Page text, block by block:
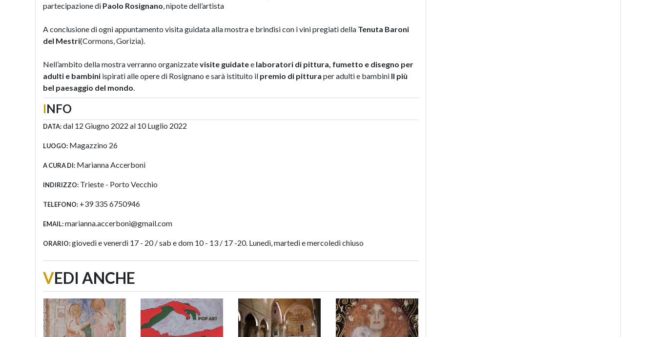
partecipazione di Paolo Rosignano , nipote dell’artista
A conclusione di ogni appuntamento visita guidata alla mostra e brindisi con i vini pregiati della Tenuta Baroni
del Mestri(Cormons, Gorizia).
Nell’ambito della mostra verranno organizzatevisite guidatee laboratori di pittura, fumetto e disegno per
adulti e bambini ispirati alle opere di Rosignano e sarà istituito il premio di pittura per adulti e bambini Il più
bel paesaggio del mondo
INFO
DATA:dal 12 Giugno 2022 al 10 Luglio 2022
LUOGO: Magazzino 26
A CURA DI: Marianna Accerboni
INDIRIZZO: Trieste - Porto Vecchio
TELEFONO: +39 335 6750946
EMAIL:marianna.accerboni@gmail.com
ORARIO:giovedì e venerdì 17 - 20 / sab e dom 10 - 13 / 17 -20. Lunedì, martedì e mercoledì chiuso
VEDI ANCHE